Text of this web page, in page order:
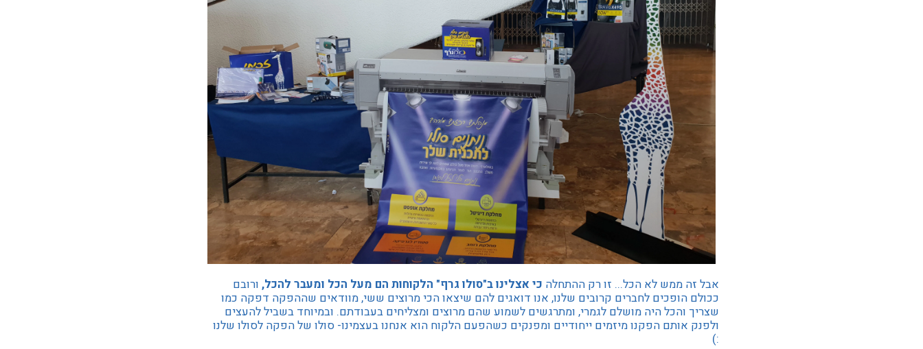
אבל זה ממש לא הכל... זו רק ההתחלה כי אצלינו ב"סולו גרף" הלקוחות הם מעל הכל ומעבר להכל, ורובם
ככולם הופכים לחברים קרובים שלנו, אנו דואגים להם שיצאו הכי מרוצים ששי, מוודאים שההפקה דפקה כמו
שצריך והכל היה מושלם לגמרי, ומתרגשים לשמוע שהם מרוצים ומצליחים בעבודתם. ובמיוחד בשביל להעצים
ולפנק אותם הפקנו מיזמים ייחודיים ומפנקים כשהפעם הלקוח הוא אנחנו בעצמינו- סולו של הפקה לסולו שלנו
:)